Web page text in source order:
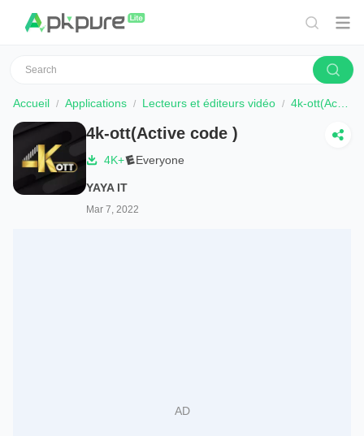
Accueil Applications Lecteurs et éditeurs vidéo 4k-ott(Active code )
4k-ott(Active code )
4K+ Everyone
YAYA IT
Mar 7, 2022